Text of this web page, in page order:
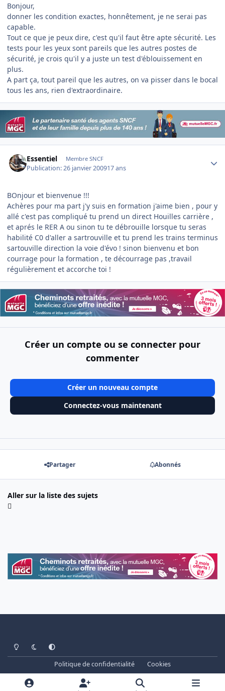
Bonjour,
donner les condition exactes, honnêtement, je ne serai pas
capable.
Tout ce que je peux dire, c'est qu'il faut être apte sécurité. Les
tests pour les yeux sont pareils que les autres postes de
sécurité, je crois qu'il y a juste un test d'éblouissement en
plus.
A part ça, tout pareil que les autres, on va pisser dans le bocal
tous les ans, rien d'extraordinaire.
Essentiel Membre SNCF
Publication:26 janvier 200917 ans
BOnjour et bienvenue !!!
Achères pour ma part j'y suis en formation j'aime bien , pour y
allé c'est pas compliqué tu prend un direct Houilles carrière ,
et aprés le RER A ou sinon tu te débrouille lorsque tu seras
habilité C0 d'aller a sartrouville et tu prend les trains terminus
sartouville direction la voie d'évo ! sinon bienvenu et bon
courrage pour la formation , te décourrage pas ,travail
régulièrement et accorche toi !
Créer un compte ou se connecter pour
commenter
Créer un nouveau compte
Connectez-vous maintenant
Partager Abonnés
Aller sur la liste des sujets
Light ModeDark ModeSystem Preference
Politique de confidentialité
Cookies
www.cheminots.net - Forum Libre depuis 2003
Powered by
Invision Community